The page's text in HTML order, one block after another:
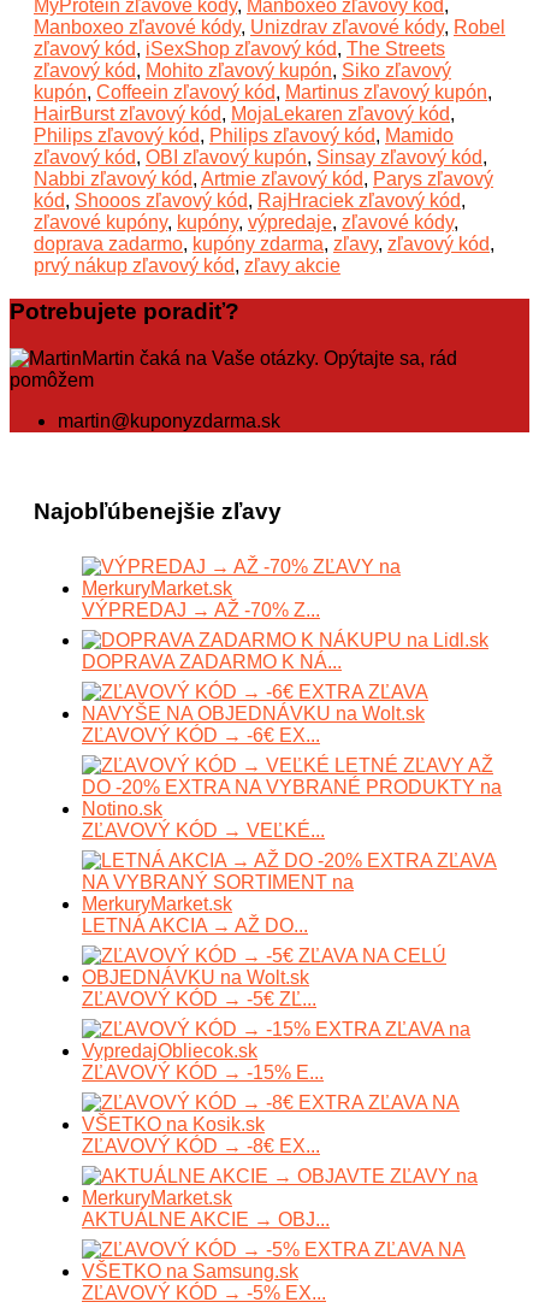
MyProtein zľavové kódy, Manboxeo zľavový kód,
Manboxeo zľavové kódy, Unizdrav zľavové kódy, Robel
zľavový kód, iSexShop zľavový kód, The Streets
zľavový kód, Mohito zľavový kupón, Siko zľavový
kupón, Coffeein zľavový kód, Martinus zľavový kupón,
HairBurst zľavový kód, MojaLekaren zľavový kód,
Philips zľavový kód, Philips zľavový kód, Mamido
zľavový kód, OBI zľavový kupón, Sinsay zľavový kód,
Nabbi zľavový kód, Artmie zľavový kód, Parys zľavový
kód, Shooos zľavový kód, RajHraciek zľavový kód,
zľavové kupóny, kupóny, výpredaje, zľavové kódy,
doprava zadarmo, kupóny zdarma, zľavy, zľavový kód,
prvý nákup zľavový kód, zľavy akcie
Potrebujete poradiť?
Martin čaká na Vaše otázky. Opýtajte sa, rád
pomôžem
martin@kuponyzdarma.sk
Najobľúbenejšie zľavy
VÝPREDAJ → AŽ -70% Z...
DOPRAVA ZADARMO K NÁ...
ZĽAVOVÝ KÓD → -6€ EX...
ZĽAVOVÝ KÓD → VEĽKÉ...
LETNÁ AKCIA → AŽ DO...
ZĽAVOVÝ KÓD → -5€ ZĽ...
ZĽAVOVÝ KÓD → -15% E...
ZĽAVOVÝ KÓD → -8€ EX...
AKTUÁLNE AKCIE → OBJ...
ZĽAVOVÝ KÓD → -5% EX...